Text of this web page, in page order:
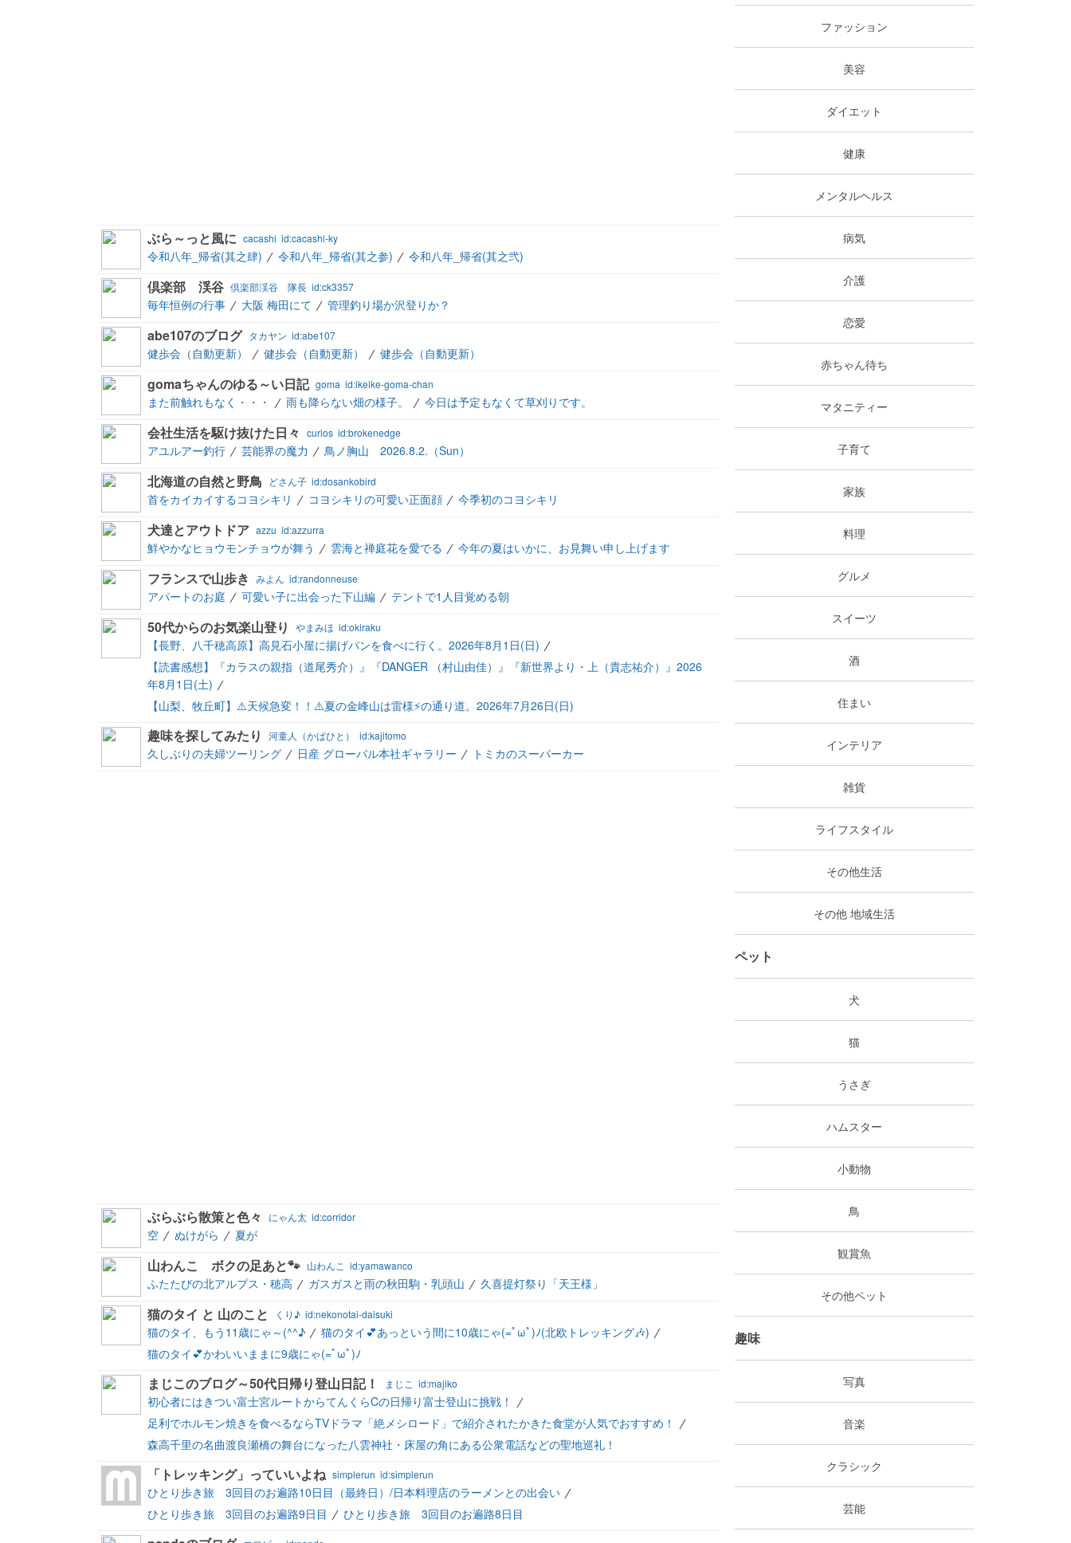
ぶら～っと風に cacashi id:cacashi-ky
令和八年_帰省(其之肆) 令和八年_帰省(其之参) 令和八年_帰省(其之弐)
倶楽部 渓谷 倶楽部渓谷 隊長 id:ck3357
毎年恒例の行事 大阪 梅田にて 管理釣り場か沢登りか？
abe107のブログ タカヤン id:abe107
健歩会（自動更新） 健歩会（自動更新） 健歩会（自動更新）
gomaちゃんのゆる～い日記 goma id:ikeike-goma-chan
また前触れもなく・・・ 雨も降らない畑の様子。 今日は予定もなくて草刈りです。
会社生活を駆け抜けた日々 curios id:brokenedge
アユルアー釣行 芸能界の魔力 鳥ノ胸山 2026.8.2.（Sun）
北海道の自然と野鳥 どさん子 id:dosankobird
首をカイカイするコヨシキリ コヨシキリの可愛い正面顔 今季初のコヨシキリ
犬達とアウトドア azzu id:azzurra
鮮やかなヒョウモンチョウが舞う 雲海と禅庭花を愛でる 今年の夏はいかに、お見舞い申し上げます
フランスで山歩き みよん id:randonneuse
アパートのお庭 可愛い子に出会った下山編 テントで1人目覚める朝
50代からのお気楽山登り やまみほ id:okiraku
【長野、八千穂高原】高見石小屋に揚げパンを食べに行く。2026年8月1日(日)
【読書感想】『カラスの親指（道尾秀介）』『DANGER （村山由佳）』『新世界より・上（貴志祐介）』2026
年8月1日(土)
【山梨、牧丘町】⚠️天候急変！！⚠️夏の金峰山は雷様⚡の通り道。2026年7月26日(日)
趣味を探してみたり 河童人（かぱひと） id:kajitomo
久しぶりの夫婦ツーリング 日産 グローバル本社ギャラリー トミカのスーパーカー
ぶらぶら散策と色々 にゃん太 id:corridor
空 ぬけがら 夏が
山わんこ ボクの足あと🐾 山わんこ id:yamawanco
ふたたびの北アルプス・穂高 ガスガスと雨の秋田駒・乳頭山 久喜提灯祭り「天王様」
猫のタイ と 山のこと くり♪ id:nekonotai-daisuki
猫のタイ、もう11歳にゃ～(^^♪
猫のタイ💕あっという間に10歳にゃ(=ﾟωﾟ)ﾉ(北欧トレッキング🎶)
猫のタイ💕かわいいままに9歳にゃ(=ﾟωﾟ)ﾉ
まじこのブログ～50代日帰り登山日記！ まじこ id:majiko
初心者にはきつい富士宮ルートからてんくらCの日帰り富士登山に挑戦！
足利でホルモン焼きを食べるならTVドラマ「絶メシロード」で紹介されたかきた食堂が人気でおすすめ！
森高千里の名曲渡良瀬橋の舞台になった八雲神社・床屋の角にある公衆電話などの聖地巡礼！
「トレッキング」っていいよね simplerun id:simplerun
ひとり歩き旅 3回目のお遍路10日目（最終日）/日本料理店のラーメンとの出会い
ひとり歩き旅 3回目のお遍路9日目
ひとり歩き旅 3回目のお遍路8日目
ファッション
美容
ダイエット
健康
メンタルヘルス
病気
介護
恋愛
赤ちゃん待ち
マタニティー
子育て
家族
料理
グルメ
スイーツ
酒
住まい
インテリア
雑貨
ライフスタイル
その他生活
その他 地域生活
ペット
犬
猫
うさぎ
ハムスター
小動物
鳥
観賞魚
その他ペット
趣味
写真
音楽
クラシック
芸能